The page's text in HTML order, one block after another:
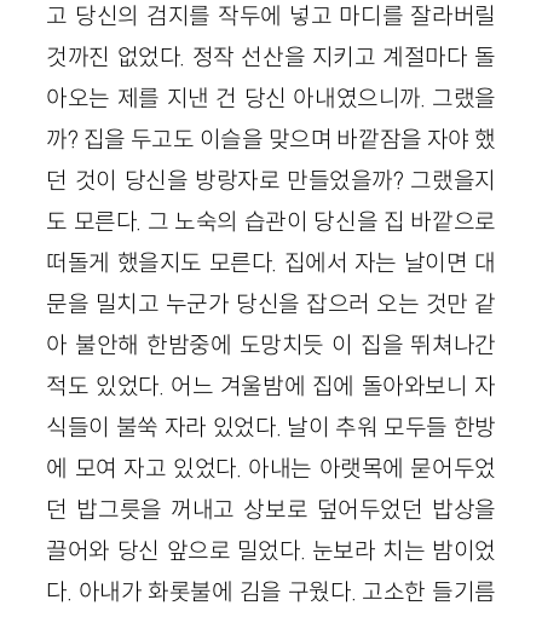
고 당신의 검지를 작두에 넣고 마디를 잘라버릴
것까진 없었다. 정작 선산을 지키고 계절마다 돌
아오는 제를 지낸 건 당신 아내였으니까. 그랬을
까? 집을 두고도 이슬을 맞으며 바깥잠을 자야 했
던 것이 당신을 방랑자로 만들었을까? 그랬을지
도 모른다. 그 노숙의 습관이 당신을 집 바깥으로
떠돌게 했을지도 모른다. 집에서 자는 날이면 대
문을 밀치고 누군가 당신을 잡으러 오는 것만 같
아 불안해 한밤중에 도망치듯 이 집을 뛰쳐나간
적도 있었다. 어느 겨울밤에 집에 돌아와보니 자
식들이 불쑥 자라 있었다. 날이 추워 모두들 한방
에 모여 자고 있었다. 아내는 아랫목에 묻어두었
던 밥그릇을 꺼내고 상보로 덮어두었던 밥상을
끌어와 당신 앞으로 밀었다. 눈보라 치는 밤이었
다. 아내가 화롯불에 김을 구웠다. 고소한 들기름